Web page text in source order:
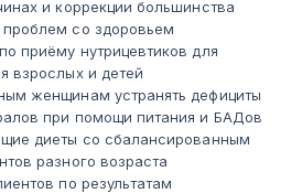
и коррекции большинства
со здоровьем
приёму нутрицевтиков для
взрослых и детей
женщинам устранять дефициты
при помощи питания и БАДов
диеты со сбалансированным
разного возраста
по результатам